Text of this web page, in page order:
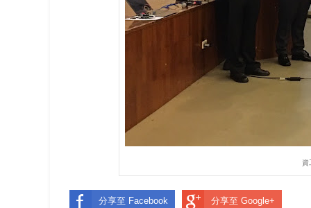
資
分享至 Facebook 分享至 Google+